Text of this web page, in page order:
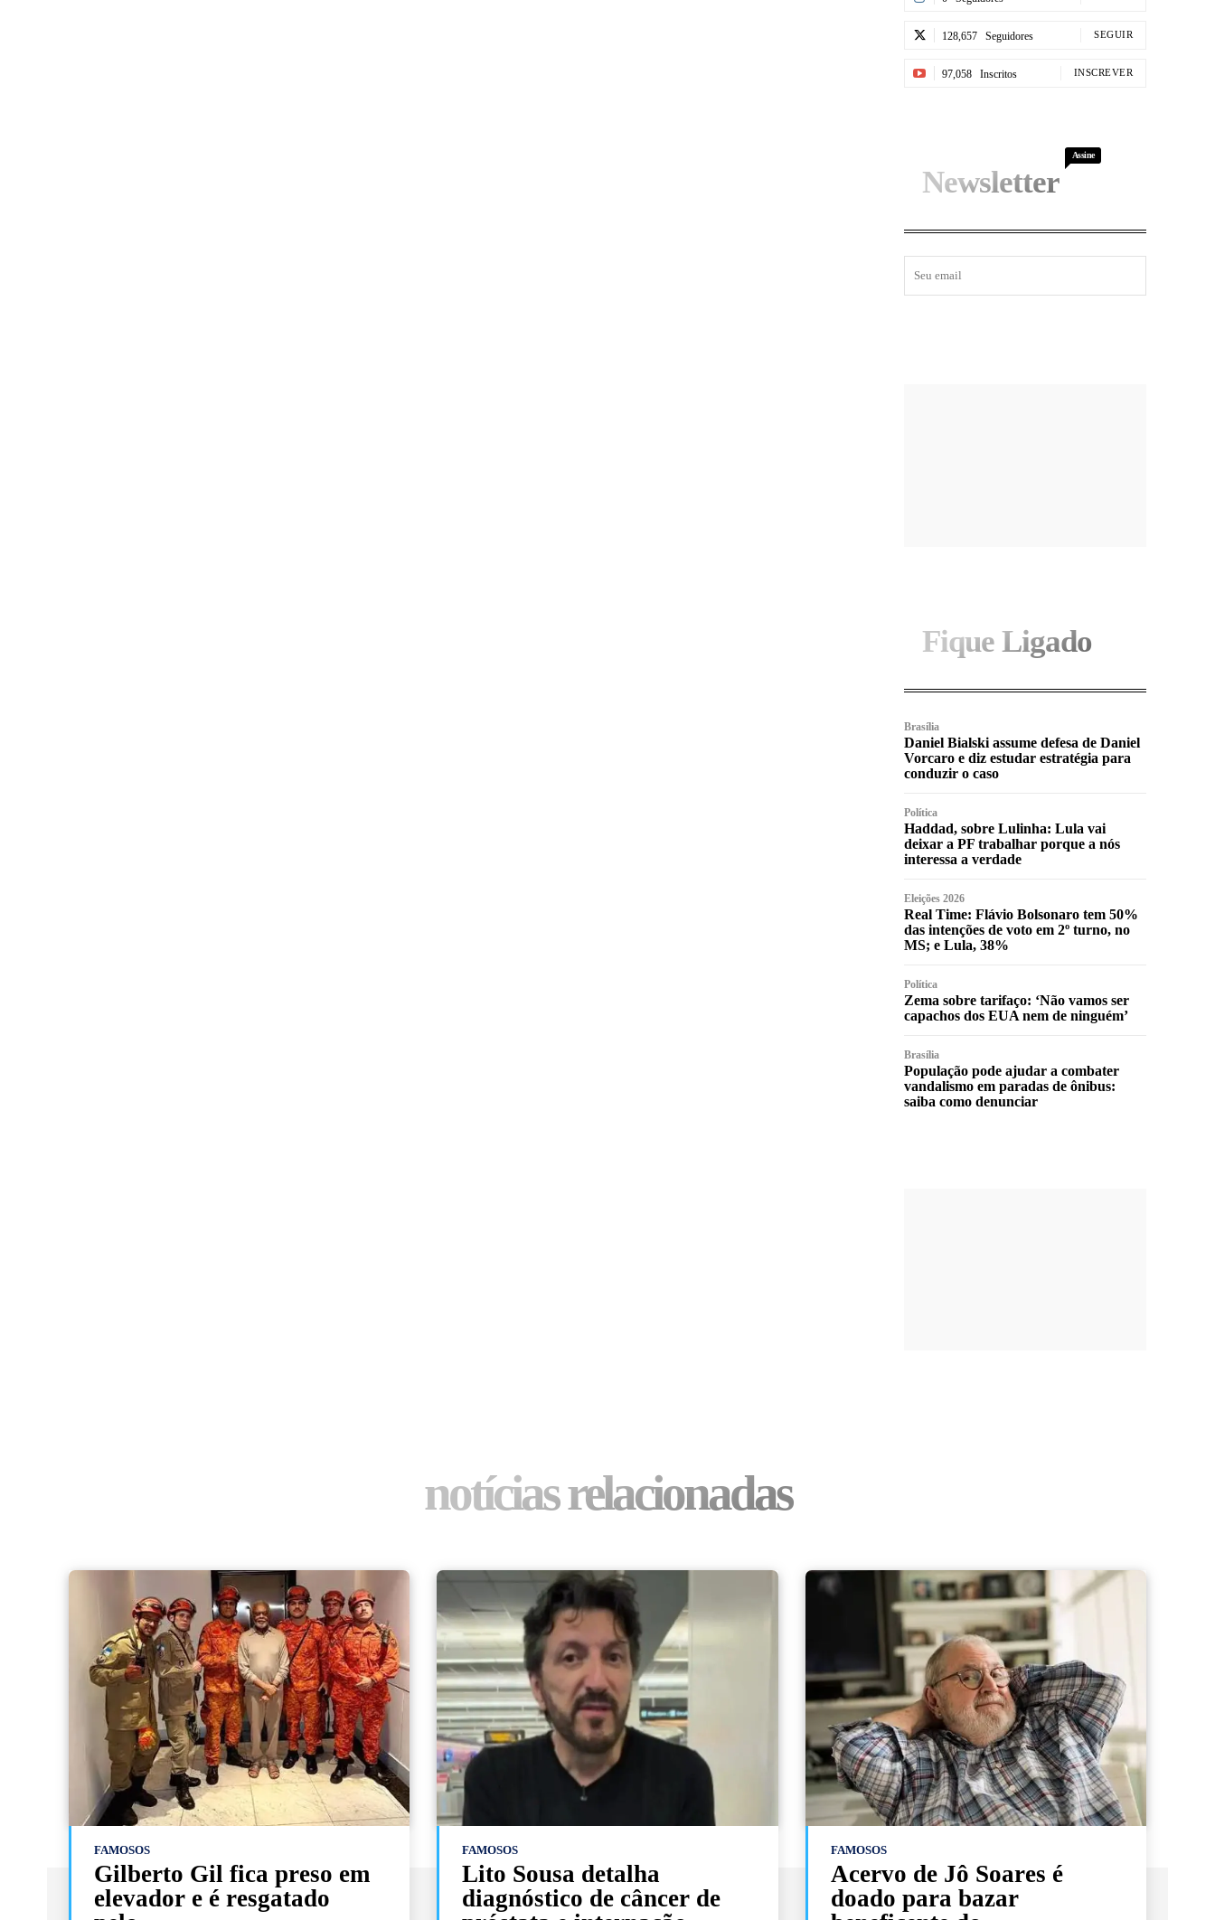
128,657 Seguidores SEGUIR
97,058 Inscritos INSCREVER
Newsletter
Assine
Fique Ligado
Brasília
Daniel Bialski assume defesa de Daniel
Vorcaro e diz estudar estratégia para
conduzir o caso
Política
Haddad, sobre Lulinha: Lula vai
deixar a PF trabalhar porque a nós
interessa a verdade
Eleições 2026
Real Time: Flávio Bolsonaro tem 50%
das intenções de voto em 2º turno, no
MS; e Lula, 38%
Política
Zema sobre tarifaço: ‘Não vamos ser
capachos dos EUA nem de ninguém’
Brasília
População pode ajudar a combater
vandalismo em paradas de ônibus:
saiba como denunciar
notícias relacionadas
FAMOSOS
Gilberto Gil fica preso em
elevador e é resgatado
FAMOSOS
Lito Sousa detalha
diagnóstico de câncer de
FAMOSOS
Acervo de Jô Soares é
doado para bazar